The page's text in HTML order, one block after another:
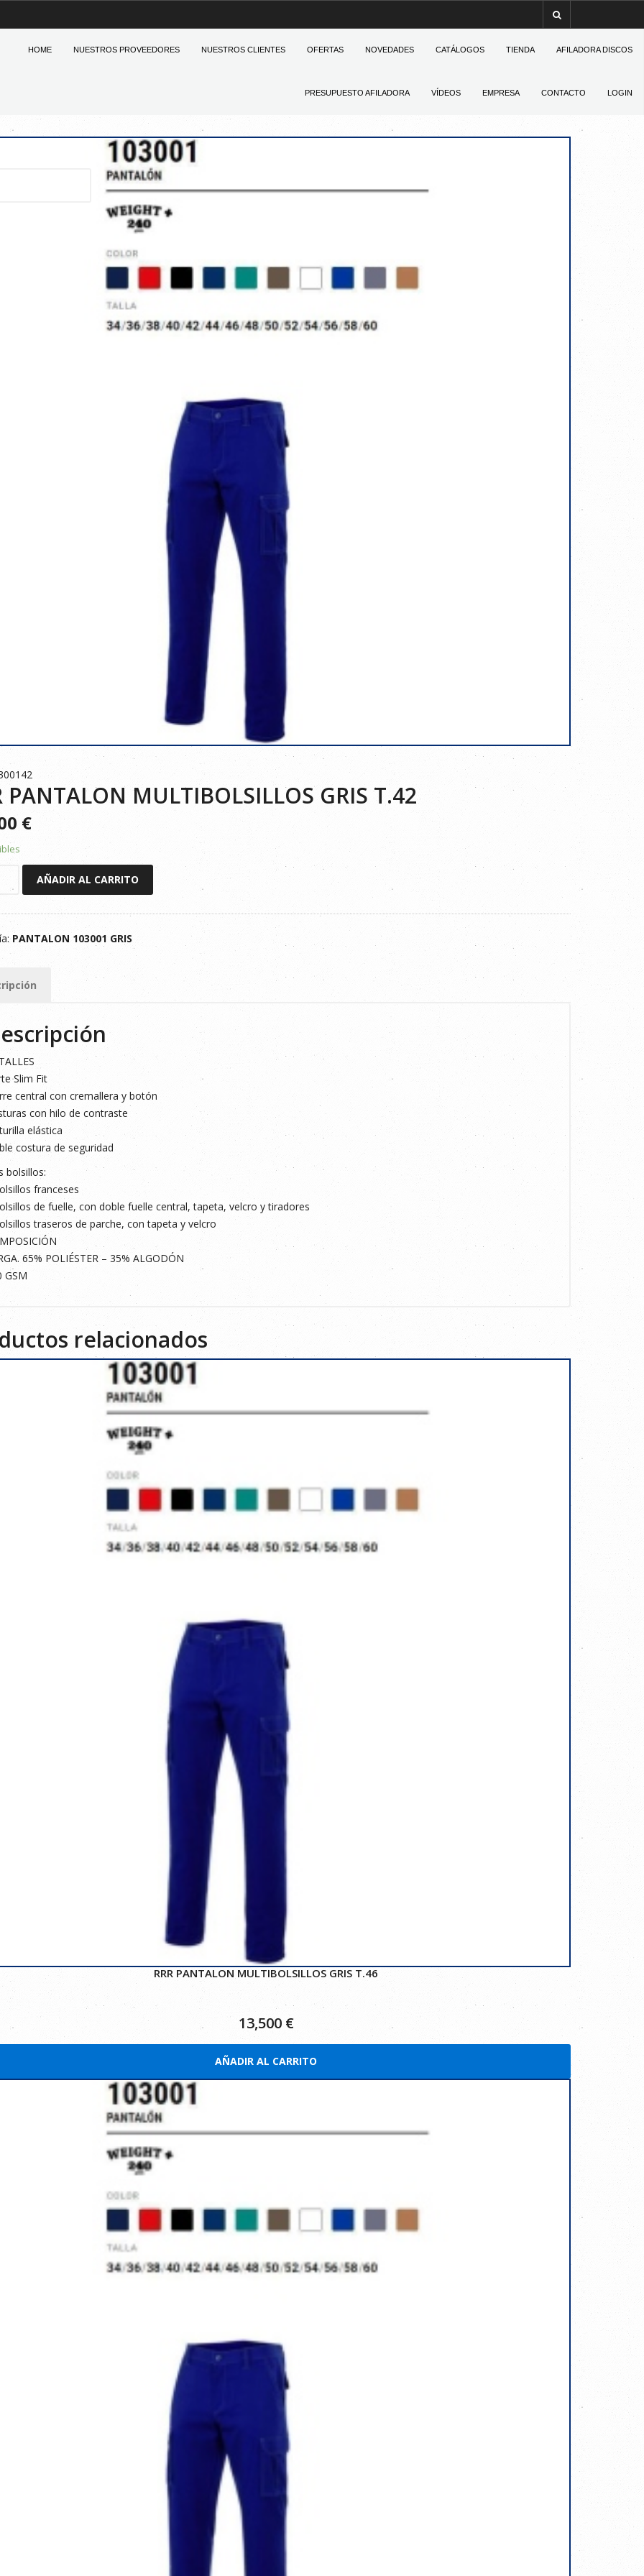
HOME NUESTROS PROVEEDORES NUESTROS CLIENTES OFERTAS NOVEDADES CATÁLOGOS TIENDA AFILADORA DISCOS
PRESUPUESTO AFILADORA VÍDEOS EMPRESA CONTACTO LOGIN
PANTALON MULTIBOLSILLOS GRIS T.42
€
AÑADIR AL CARRITO
PANTALON 103001 GRIS
Slim Fit
central con cremallera y botón
con hilo de contraste
elástica
costura de seguridad
bolsillos:
franceses
de fuelle, con doble fuelle central, tapeta, velcro y tiradores
traseros de parche, con tapeta y velcro
65% POLIÉSTER – 35% ALGODÓN
GSM
relacionados
RRR PANTALON MULTIBOLSILLOS GRIS T.46
13,500 €
AÑADIR AL CARRITO